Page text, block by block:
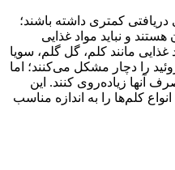
دریافتی کمتری داشته باشند؛
و نباید مواد غذایی
مانند کلم، گل گلم، سویا
را دچار مشکل می‌کنند؛ اما
آنها زیاده‌روی کنند. این
کلم‌ها را به اندازه مناسب